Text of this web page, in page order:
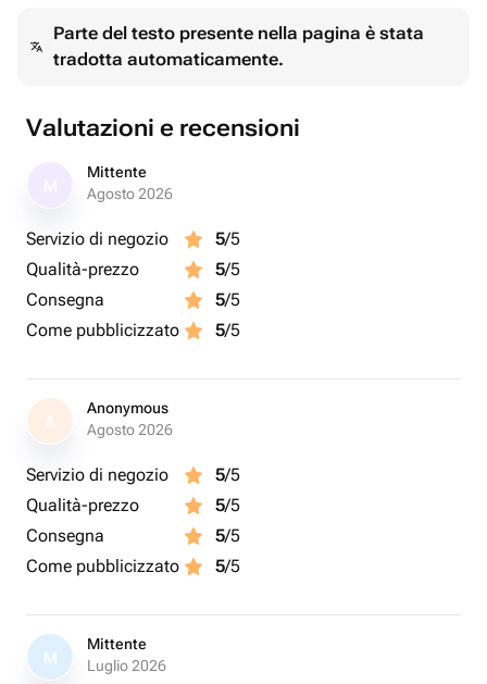
Parte del testo presente nella pagina è stata
tradotta automaticamente.
Valutazioni e recensioni
Mittente
Agosto 2026
Servizio di negozio 5/5
Qualità-prezzo
5/5
Consegna
5/5
Come pubblicizzato
5/5
A
Anonymous
Agosto 2026
Servizio di negozio 5/5
Qualità-prezzo
5/5
Consegna
5/5
Come pubblicizzato
5/5
M
Mittente
Luglio 2026